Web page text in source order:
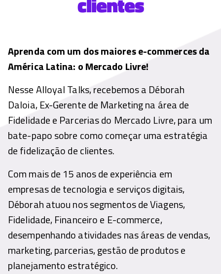
Aprenda com um dos maiores e-commerces da
América Latina: o Mercado Livre!
Nesse Alloyal Talks, recebemos a Déborah
Daloia, Ex-Gerente de Marketing na área de
Fidelidade e Parcerias do Mercado Livre, para um
bate-papo sobre como começar uma estratégia
de fidelização de clientes.
Com mais de 15 anos de experiência em
empresas de tecnologia e serviços digitais,
Déborah atuou nos segmentos de Viagens,
Fidelidade, Financeiro e E-commerce,
desempenhando atividades nas áreas de vendas,
marketing, parcerias, gestão de produtos e
planejamento estratégico.